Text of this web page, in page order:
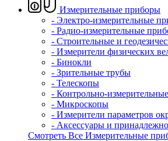
Измерительные приборы
- Электро-измерительные
- Радио-измерительные
- Строительные и
- Измерители физических
- Бинокли
- Зрительные трубы
- Телескопы
- Контрольно-
- Микроскопы
- Измерители параметров
- Аксессуары и
Смотреть Все Измерительные